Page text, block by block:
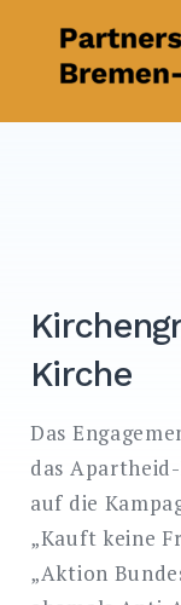
content
Kirche
Das
das
auf die
„Kauft keine
„Aktion